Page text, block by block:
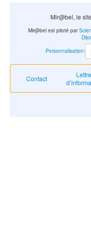
Mir@bel, le
Contact
Lettre
Mir@bel est piloté par
Personnalisation: